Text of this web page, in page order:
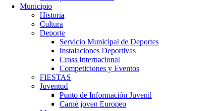
Municipio
Historia
Cultura
Deporte
Servicio Municipal de Deportes
Instalaciones Deportivas
Cross Internacional
Competiciones y Eventos
FIESTAS
Juventud
Punto de Información Juvenil
Carné joven Europeo